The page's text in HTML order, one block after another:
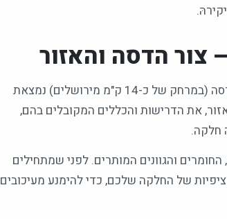
הדסה והאזור
אנו מקימים מצבות בירושלים וביישובי הסביבה, וצור הדסה (במרחק של כ-14 ק"מ מירושלים) נמצאת
את הדרישות והכללים המקובלים בהם,
חלקה.
והגוונים המותרים. לפני שמתחילים
של החלקה שלכם, כדי להימנע מעיכובים